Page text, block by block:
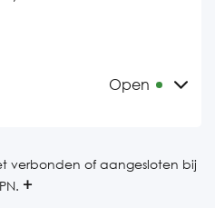
Open
08:00-20:00
verbonden of aangesloten bij